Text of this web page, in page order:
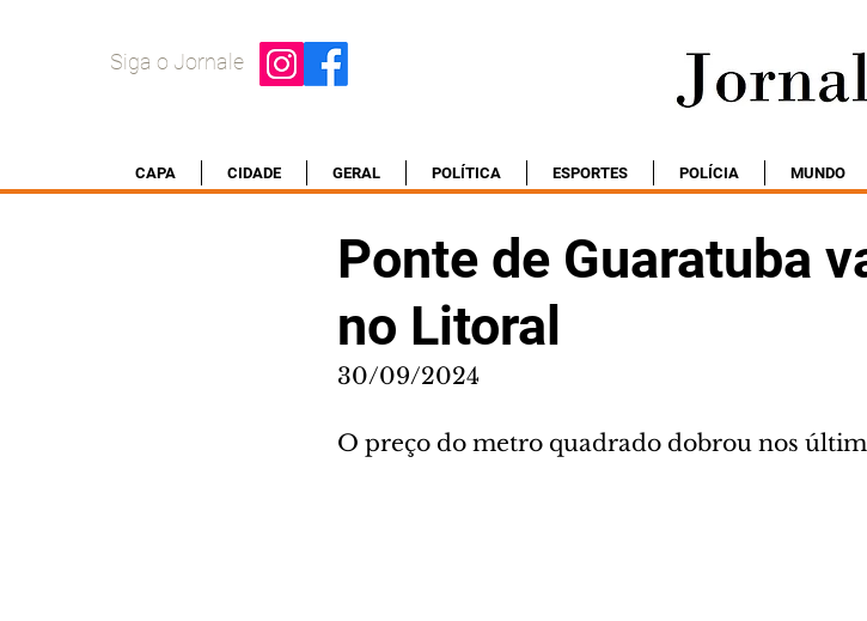
Siga o Jornale
CAPA CIDADE GERAL POLÍTICA ESPORTES POLÍCIA MUNDO
Ponte de Guaratuba
no Litoral
30/09/2024
O preço do metro quadrado dobrou nos